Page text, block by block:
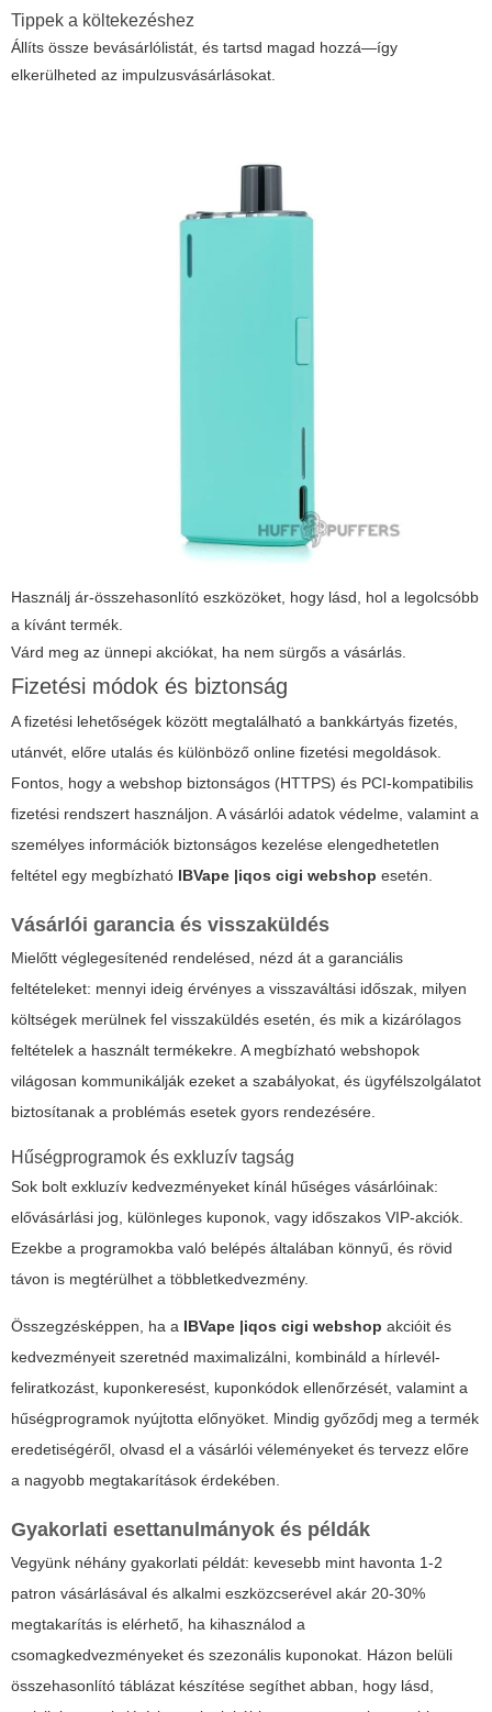
Tippek a költekezéshez
Állíts össze bevásárlólistát, és tartsd magad hozzá—így
elkerülheted az impulzusvásárlásokat.
Használj ár-összehasonlító eszközöket, hogy lásd, hol a legolcsóbb
a kívánt termék.
Várd meg az ünnepi akciókat, ha nem sürgős a vásárlás.
Fizetési módok és biztonság
A fizetési lehetőségek között megtalálható a bankkártyás fizetés,
utánvét, előre utalás és különböző online fizetési megoldások.
Fontos, hogy a webshop biztonságos (HTTPS) és PCI-kompatibilis
fizetési rendszert használjon. A vásárlói adatok védelme, valamint a
személyes információk biztonságos kezelése elengedhetetlen
feltétel egy megbízható IBVape |iqos cigi webshop esetén.
Vásárlói garancia és visszaküldés
Mielőtt véglegesítenéd rendelésed, nézd át a garanciális
feltételeket: mennyi ideig érvényes a visszaváltási időszak, milyen
költségek merülnek fel visszaküldés esetén, és mik a kizárólagos
feltételek a használt termékekre. A megbízható webshopok
világosan kommunikálják ezeket a szabályokat, és ügyfélszolgálatot
biztosítanak a problémás esetek gyors rendezésére.
Hűségprogramok és exkluzív tagság
Sok bolt exkluzív kedvezményeket kínál hűséges vásárlóinak:
elővásárlási jog, különleges kuponok, vagy időszakos VIP-akciók.
Ezekbe a programokba való belépés általában könnyű, és rövid
távon is megtérülhet a többletkedvezmény.
Összegzésképpen, ha a IBVape |iqos cigi webshop akcióit és
kedvezményeit szeretnéd maximalizálni, kombináld a hírlevél-
feliratkozást, kuponkeresést, kuponkódok ellenőrzését, valamint a
hűségprogramok nyújtotta előnyöket. Mindig győződj meg a termék
eredetiségéről, olvasd el a vásárlói véleményeket és tervezz előre
a nagyobb megtakarítások érdekében.
Gyakorlati esettanulmányok és példák
Vegyünk néhány gyakorlati példát: kevesebb mint havonta 1-2
patron vásárlásával és alkalmi eszközcserével akár 20-30%
megtakarítás is elérhető, ha kihasználod a
csomagkedvezményeket és szezonális kuponokat. Házon belüli
összehasonlító táblázat készítése segíthet abban, hogy lásd,